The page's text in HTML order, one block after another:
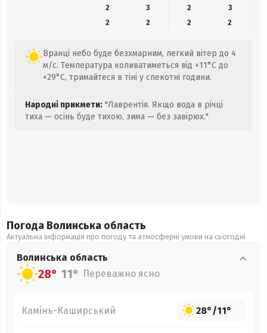
2
3 2
3
2
2 2 2
Вранці небо буде безхмарним, легкий вітер до 4
м/с. Температура коливатиметься від +11°C до
+29°C, тримайтеся в тіні у спекотні години.
Народні прикмети: "Лаврентія. Якщо вода в річці
тиха — осінь буде тихою, зима — без завірюх."
Погода Волинська область
Актуальна інформація про погоду та атмосферні умови на сьогодні
Волинська область
28° 11° Переважно ясно
Камінь-Каширський 28°/11°